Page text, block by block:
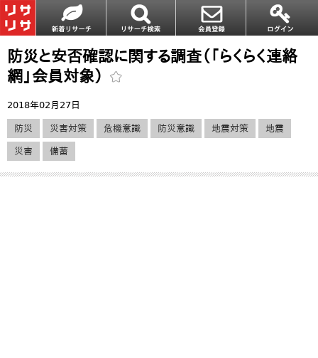
防災と安否確認に関する調査（「らくらく連絡
網」会員対象）
2018年02月27日
防災 災害対策 危機意識 防災意識 地震対策 地震
災害 備蓄